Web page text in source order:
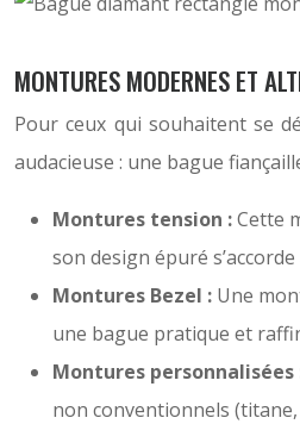
MONTURES MODERNES ET
Pour ceux qui souhaitent se
audacieuse : une bague
Montures tension :Cette
son design épuré
Montures Bezel : Une
une bague pratique et
Montures personnalisées
non conventionnels